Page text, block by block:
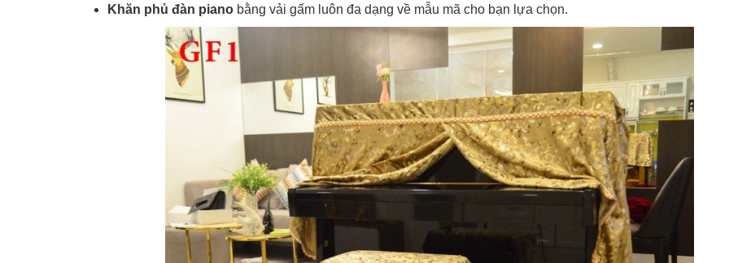
Khăn phủ đàn piano bằng vải gấm luôn đa dạng về mẫu mã cho bạn lựa chọn.